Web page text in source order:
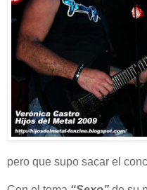
pero que supo sacar el